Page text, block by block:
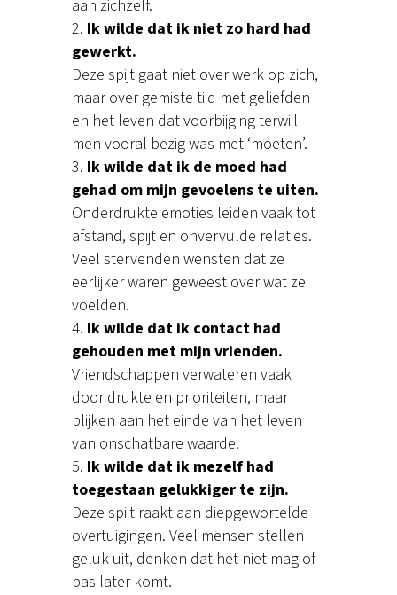
aan zichzelf.
Ik wilde dat ik niet zo hard had
gewerkt.
Deze spijt gaat niet over werk op zich,
maar over gemiste tijd met geliefden
en het leven dat voorbijging terwijl
men vooral bezig was met ‘moeten’.
Ik wilde dat ik de moed had
gehad om mijn gevoelens te uiten.
Onderdrukte emoties leiden vaak tot
afstand, spijt en onvervulde relaties.
Veel stervenden wensten dat ze
eerlijker waren geweest over wat ze
voelden.
Ik wilde dat ik contact had
gehouden met mijn vrienden.
Vriendschappen verwateren vaak
door drukte en prioriteiten, maar
blijken aan het einde van het leven
van onschatbare waarde.
Ik wilde dat ik mezelf had
toegestaan gelukkiger te zijn.
Deze spijt raakt aan diepgewortelde
overtuigingen. Veel mensen stellen
geluk uit, denken dat het niet mag of
pas later komt.